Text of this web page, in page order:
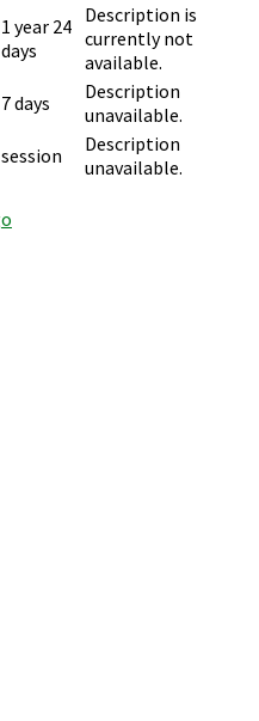
1 year 24
days
Description is
currently not
available.
7 days
Description
unavailable.
session
Description
unavailable.